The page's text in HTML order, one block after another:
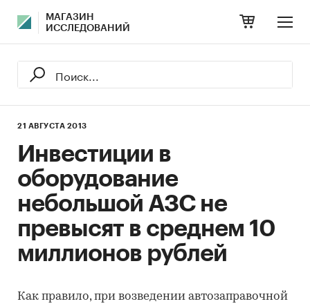
МАГАЗИН
ИССЛЕДОВАНИЙ
21 АВГУСТА 2013
Инвестиции в
оборудование
небольшой АЗС не
превысят в среднем 10
миллионов рублей
Как правило, при возведении автозаправочной